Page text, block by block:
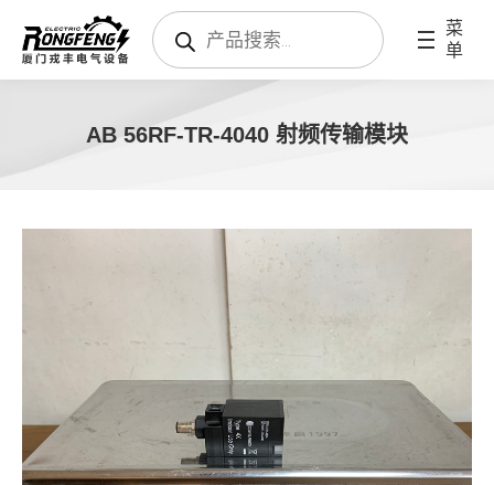
菜
单
搜
索
产
品
AB 56RF-TR-4040 射频传输模块